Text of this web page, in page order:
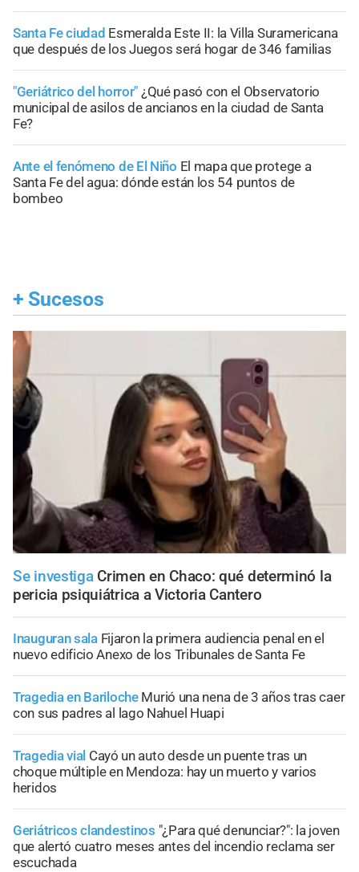
Santa Fe ciudad Esmeralda Este II: la Villa Suramericana
que después de los Juegos será hogar de 346 familias
"Geriátrico del horror" ¿Qué pasó con el Observatorio
municipal de asilos de ancianos en la ciudad de Santa
Fe?
Ante el fenómeno de El Niño El mapa que protege a
Santa Fe del agua: dónde están los 54 puntos de
bombeo
+ Sucesos
Se investiga Crimen en Chaco: qué determinó la
pericia psiquiátrica a Victoria Cantero
Inauguran sala Fijaron la primera audiencia penal en el
nuevo edificio Anexo de los Tribunales de Santa Fe
Tragedia en Bariloche Murió una nena de 3 años tras caer
con sus padres al lago Nahuel Huapi
Tragedia vial Cayó un auto desde un puente tras un
choque múltiple en Mendoza: hay un muerto y varios
heridos
Geriátricos clandestinos "¿Para qué denunciar?": la joven
que alertó cuatro meses antes del incendio reclama ser
escuchada